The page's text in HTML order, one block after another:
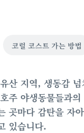
코럴 코스트 가는 방법
산 지역, 생동감
주 야생동물들과
곳마다 감탄을 자
있습니다.